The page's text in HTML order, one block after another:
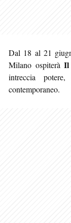
Dal 18 al 21
Milano ospiterà Il
intreccia
contemporaneo.